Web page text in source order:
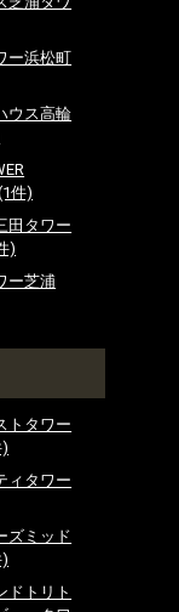
ー浜松町
ウス高輪
件)
田タワー
)
ー芝浦
トタワー
ィタワー
ズミッド
ドトリト